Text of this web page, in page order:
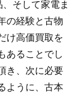
そして家電ま
の経験と古物
け高価買取を
あることでし
き、次に必要
ように、古本